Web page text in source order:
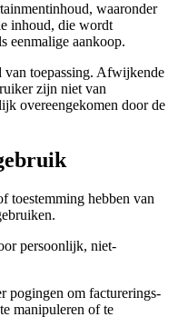
waaronder
inhoud, die wordt
eenmalige aankoop.
toepassing. Afwijkende
zijn niet van
overeengekomen door de
toestemming hebben van
persoonlijk, niet-
pogingen om facturerings-
manipuleren of te